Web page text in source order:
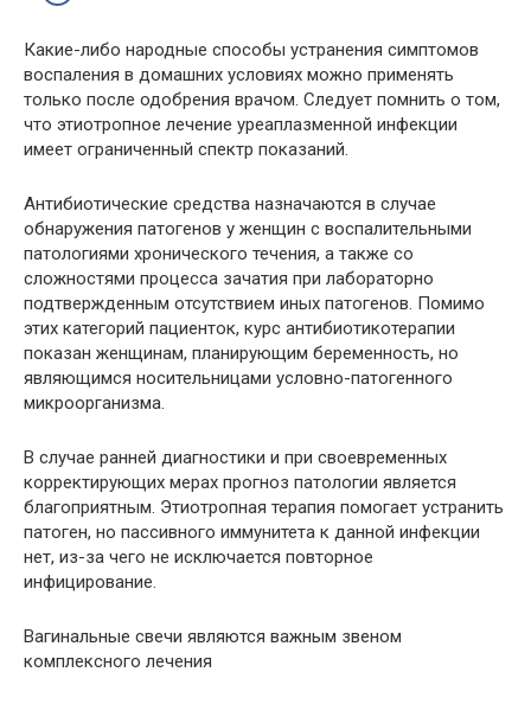
Какие-либо народные способы устранения симптомов
воспаления в домашних условиях можно применять
только после одобрения врачом. Следует помнить о том,
что этиотропное лечение уреаплазменной инфекции
имеет ограниченный спектр показаний.
Антибиотические средства назначаются в случае
обнаружения патогенов у женщин с воспалительными
патологиями хронического течения, а также со
сложностями процесса зачатия при лабораторно
подтвержденным отсутствием иных патогенов. Помимо
этих категорий пациенток, курс антибиотикотерапии
показан женщинам, планирующим беременность, но
являющимся носительницами условно-патогенного
микроорганизма.
В случае ранней диагностики и при своевременных
корректирующих мерах прогноз патологии является
благоприятным. Этиотропная терапия помогает устранить
патоген, но пассивного иммунитета к данной инфекции
нет, из-за чего не исключается повторное
инфицирование.
Вагинальные свечи являются важным звеном
комплексного лечения